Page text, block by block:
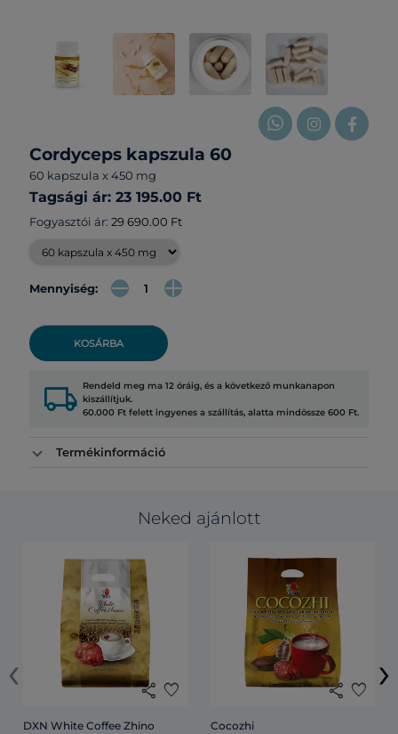
Cordyceps kapszula 60
60 kapszula x 450 mg
Tagsági ár: 23 195.00 Ft
Fogyasztói ár: 29 690.00 Ft
Mennyiség:
KOSÁRBA
local_shipping Rendeld meg ma 12 óráig, és a következő munkanapon
kiszállítjuk.
60.000 Ft felett ingyenes a szállítás, alatta mindössze 600 Ft.
Termékinformáció
Neked ajánlott
share favorite
DXN White Coffee Zhino
share favorite
Cocozhi
‹ ›